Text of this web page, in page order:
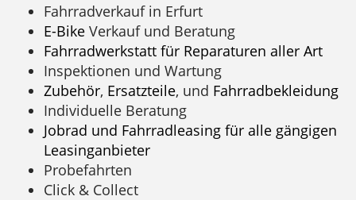
Fahrradverkauf in Erfurt
E-Bike Verkauf und Beratung
Fahrradwerkstatt für Reparaturen aller Art
Inspektionen und Wartung
Zubehör, Ersatzteile, und Fahrradbekleidung
Individuelle Beratung
Jobrad und Fahrradleasing für alle gängigen
Leasinganbieter
Probefahrten
Click & Collect